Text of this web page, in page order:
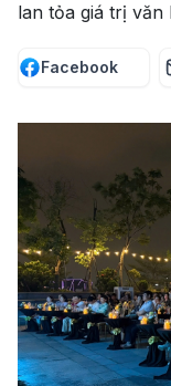
lan tỏa giá trị văn
Facebook